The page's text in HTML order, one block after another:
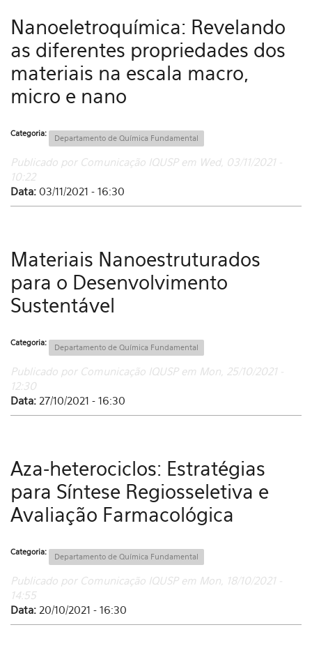
Nanoeletroquímica: Revelando
as diferentes propriedades dos
materiais na escala macro,
micro e nano
Categoria: Departamento de Química Fundamental
Publicado por Comunicação IQUSP em Wed, 03/11/2021 -
10:22
Data: 03/11/2021 - 16:30
Materiais Nanoestruturados
para o Desenvolvimento
Sustentável
Categoria: Departamento de Química Fundamental
Publicado por Comunicação IQUSP em Mon, 25/10/2021 -
12:30
Data: 27/10/2021 - 16:30
Aza-heterociclos: Estratégias
para Síntese Regiosseletiva e
Avaliação Farmacológica
Categoria: Departamento de Química Fundamental
Publicado por Comunicação IQUSP em Mon, 18/10/2021 -
14:55
Data: 20/10/2021 - 16:30